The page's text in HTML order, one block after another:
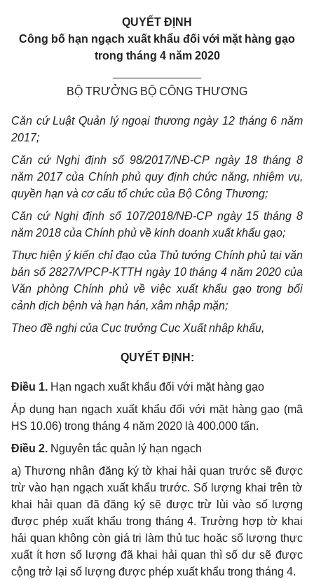
QUYẾT ĐỊNH
Công bố hạn ngạch xuất khẩu đối với mặt hàng gạo
trong tháng 4 năm 2020
BỘ TRƯỞNG BỘ CÔNG THƯƠNG
Căn cứ Luật Quản lý ngoại thương ngày 12 tháng 6 năm
2017;
Căn cứ Nghị định số 98/2017/NĐ-CP ngày 18 tháng 8
năm 2017 của Chính phủ quy định chức năng, nhiệm vụ,
quyền hạn và cơ cấu tổ chức của Bộ Công Thương;
Căn cứ Nghị định số 107/2018/NĐ-CP ngày 15 tháng 8
năm 2018 của Chính phủ về kinh doanh xuất khẩu gạo;
Thực hiện ý kiến chỉ đạo của Thủ tướng Chính phủ tại văn
bản số 2827/VPCP-KTTH ngày 10 tháng 4 năm 2020 của
Văn phòng Chính phủ về việc xuất khẩu gạo trong bối
cảnh dịch bệnh và hạn hán, xâm nhập mặn;
Theo đề nghị của Cục trưởng Cục Xuất nhập khẩu,
QUYẾT ĐỊNH:
Điều 1. Hạn ngạch xuất khẩu đối với mặt hàng gạo
Áp dụng hạn ngạch xuất khẩu đối với mặt hàng gạo (mã
HS 10.06) trong tháng 4 năm 2020 là 400.000 tấn.
Điều 2. Nguyên tắc quản lý hạn ngạch
a) Thương nhân đăng ký tờ khai hải quan trước sẽ được
trừ vào hạn ngạch xuất khẩu trước. Số lượng khai trên tờ
khai hải quan đã đăng ký sẽ được trừ lùi vào số lượng
được phép xuất khẩu trong tháng 4. Trường hợp tờ khai
hải quan không còn giá trị làm thủ tục hoặc số lượng thực
xuất ít hơn số lượng đã khai hải quan thì số dư sẽ được
cộng trở lại số lượng được phép xuất khẩu trong tháng 4.